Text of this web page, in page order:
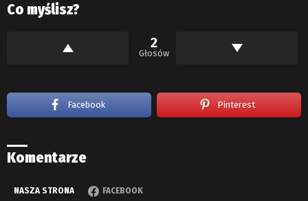
Co myślisz?
2
Głosów
Facebook Pinterest
Komentarze
NASZA STRONA FACEBOOK